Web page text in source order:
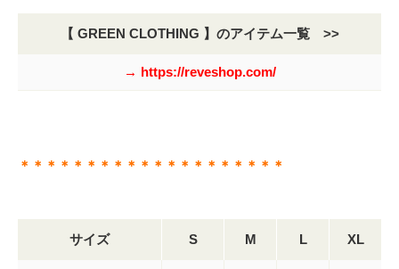
【 GREEN CLOTHING 】のアイテム一覧 >>
→ https://reveshop.com/
＊＊＊＊＊＊＊＊＊＊＊＊＊＊＊＊＊＊＊＊
サイズ S M L XL